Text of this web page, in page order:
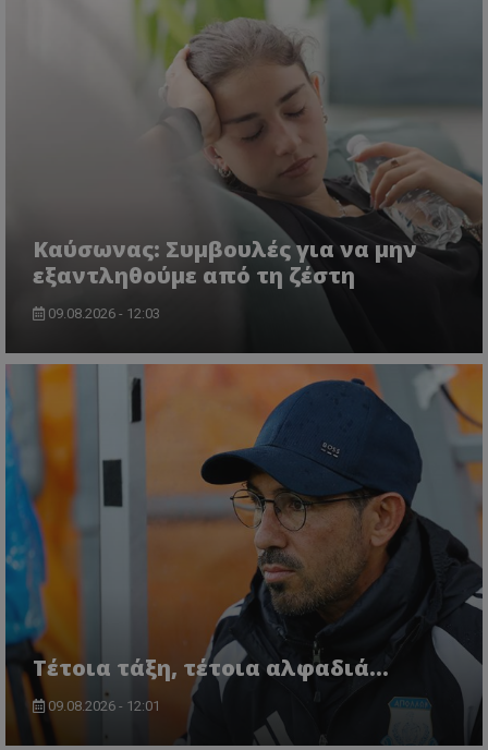
Kαύσωνας: Συμβουλές για να μην
εξαντληθούμε από τη ζέστη
09.08.2026 - 12:03
Τέτοια τάξη, τέτοια αλφαδιά...
09.08.2026 - 12:01